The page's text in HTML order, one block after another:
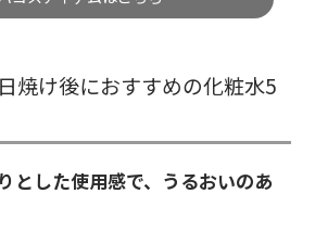
焼け後におすすめの化粧水5
とした使用感で、うるおいのあ